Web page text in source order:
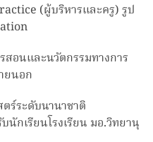
(ผู้บริหารและครู) รูป
อนและนวัตกรรมทางการ
ยนอก
ร์ระดับนานาชาติ
นักเรียนโรงเรียน มอ.วิทยานุ